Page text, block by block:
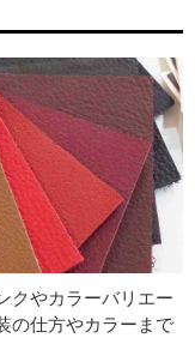
クやカラーバリエー
の仕方やカラーまで